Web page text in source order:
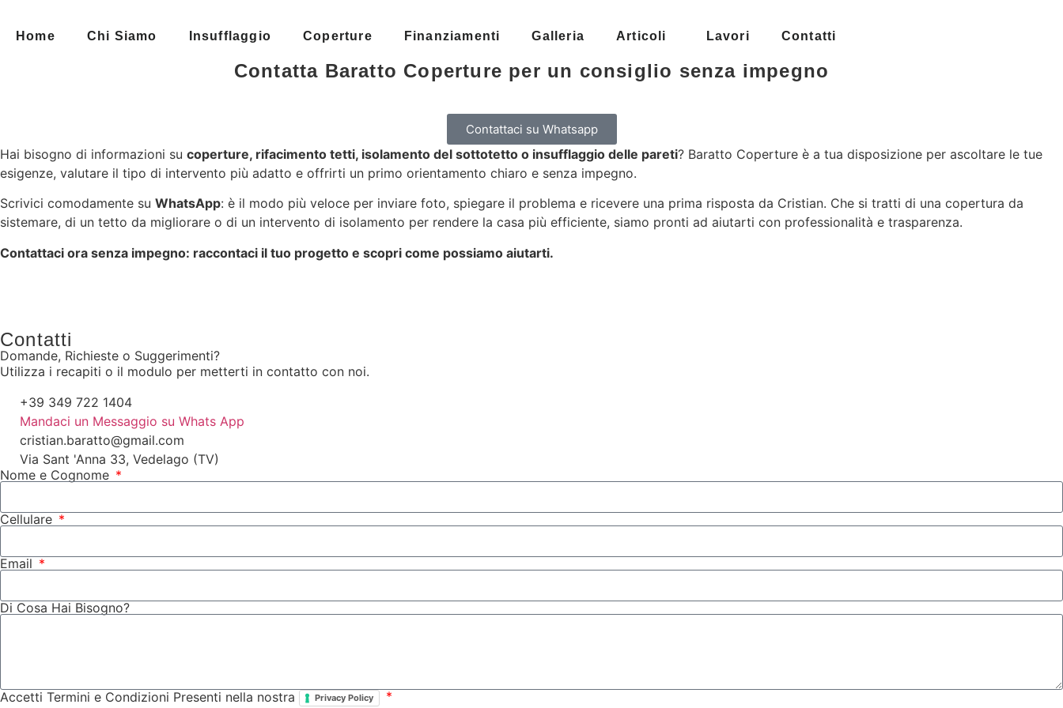
Home Chi Siamo Insufflaggio Coperture Finanziamenti Galleria Articoli Lavori Contatti
Contatta Baratto Coperture per un consiglio senza impegno
Contattaci su Whatsapp
Hai bisogno di informazioni su coperture, rifacimento tetti, isolamento del sottotetto o insufflaggio delle pareti? Baratto Coperture è a tua disposizione per ascoltare le tue
esigenze, valutare il tipo di intervento più adatto e offrirti un primo orientamento chiaro e senza impegno.
Scrivici comodamente su WhatsApp: è il modo più veloce per inviare foto, spiegare il problema e ricevere una prima risposta da Cristian. Che si tratti di una copertura da
sistemare, di un tetto da migliorare o di un intervento di isolamento per rendere la casa più efficiente, siamo pronti ad aiutarti con professionalità e trasparenza.
Contattaci ora senza impegno: raccontaci il tuo progetto e scopri come possiamo aiutarti.
Contatti
Domande, Richieste o Suggerimenti?
Utilizza i recapiti o il modulo per metterti in contatto con noi.
+39 349 722 1404
Mandaci un Messaggio su Whats App
cristian.baratto@gmail.com
Via Sant 'Anna 33, Vedelago (TV)
Nome e Cognome
Cellulare
Email
Di Cosa Hai Bisogno?
Accetti Termini e Condizioni Presenti nella nostra Privacy Policy